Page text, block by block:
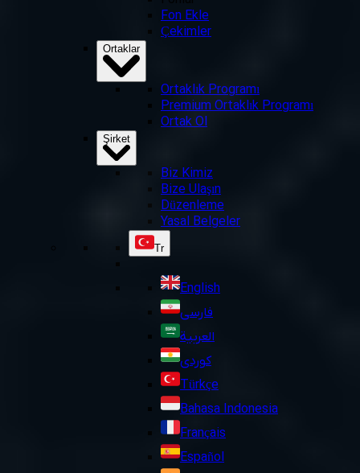
Fon Ekle
Çekimler
Ortaklar
Ortaklık Programı
Premium Ortaklık Programı
Ortak Ol
Şirket
Biz Kimiz
Bize Ulaşın
Düzenleme
Yasal Belgeler
Tr
English
فارسی
العربية
کوردی
Türkçe
Bahasa Indonesia
Français
Español